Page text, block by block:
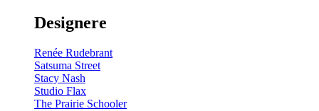
Designere
Renée Rudebrant
Satsuma Street
Stacy Nash
Studio Flax
The Prairie Schooler